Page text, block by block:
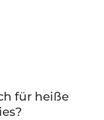
für heiße